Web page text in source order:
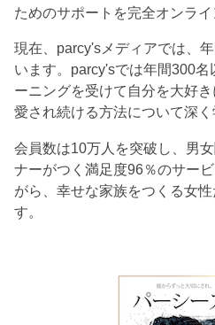
ためのサポートを完全オンライ
現在、parcy'sメディアでは、
います。parcy'sでは年間300
ーニングを受けて自分を大好
愛され続ける方法について深く
会員数は10万人を突破し、男
ナーがつく満足度96％のサー
がら、幸せな家族をつくる女
す。